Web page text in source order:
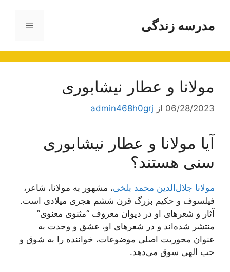
محتوامدرسه زندگی فهرست
مولانا و عطار نیشابوری
06/28/2023 از admin468h0grj
آیا مولانا و عطار نیشابوری
سنی هستند؟
مولانا جلال‌الدین محمد بلخی، مشهور به مولانا، شاعر،
فیلسوف و حکیم بزرگ قرن ششم هجری میلادی است.
آثار و شعرهای او در دیوان معروف “مثنوی معنوی”
منتشر شده‌اند و در شعرهای او، عشق و وحدت به
عنوان محوریت اصلی موضوعات، خواننده را به شوق و
حب الهی سوق می‌دهد.